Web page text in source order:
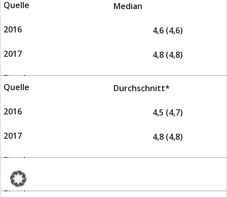
Median
4,6 (4,6)
4,8 (4,8)
Durchschnitt*
4,5 (4,7)
4,8 (4,8)